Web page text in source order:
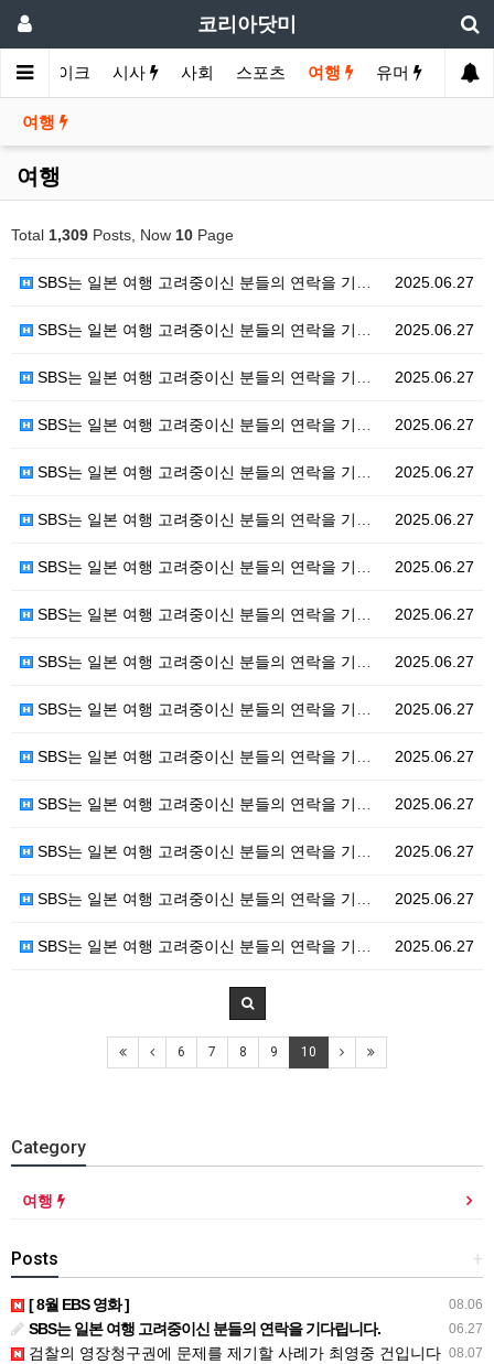
코리아닷미
바이크 시사 사회 스포츠 여행 유머
여행
여행
Total 1,309 Posts, Now 10 Page
2025.06.27
SBS는 일본 여행 고려중이신 분들의 연락을 기다립니다…
2025.06.27
SBS는 일본 여행 고려중이신 분들의 연락을 기다립니다…
2025.06.27
SBS는 일본 여행 고려중이신 분들의 연락을 기다립니다…
2025.06.27
SBS는 일본 여행 고려중이신 분들의 연락을 기다립니다…
2025.06.27
SBS는 일본 여행 고려중이신 분들의 연락을 기다립니다…
2025.06.27
SBS는 일본 여행 고려중이신 분들의 연락을 기다립니다…
2025.06.27
SBS는 일본 여행 고려중이신 분들의 연락을 기다립니다…
2025.06.27
SBS는 일본 여행 고려중이신 분들의 연락을 기다립니다…
2025.06.27
SBS는 일본 여행 고려중이신 분들의 연락을 기다립니다…
2025.06.27
SBS는 일본 여행 고려중이신 분들의 연락을 기다립니다…
2025.06.27
SBS는 일본 여행 고려중이신 분들의 연락을 기다립니다…
2025.06.27
SBS는 일본 여행 고려중이신 분들의 연락을 기다립니다…
2025.06.27
SBS는 일본 여행 고려중이신 분들의 연락을 기다립니다…
2025.06.27
SBS는 일본 여행 고려중이신 분들의 연락을 기다립니다…
2025.06.27
SBS는 일본 여행 고려중이신 분들의 연락을 기다립니다…
6 7 8 9 10
Category
여행
+
Posts
08.06
[ 8월 EBS 영화 ]
06.27
SBS는 일본 여행 고려중이신 분들의 연락을 기다립니다.
08.07
검찰의 영장청구권에 문제를 제기할 사례가 최영중 건입니다